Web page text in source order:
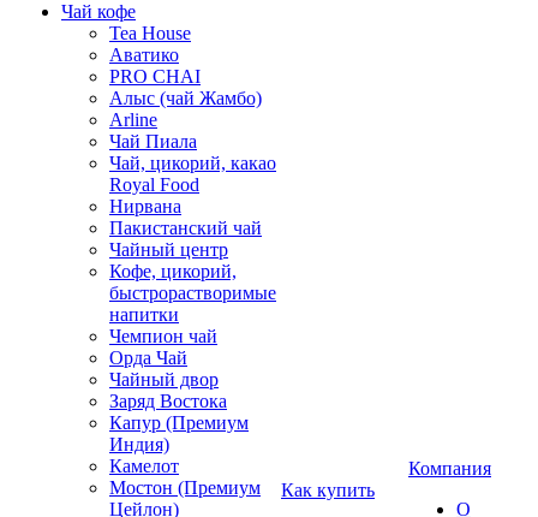
Чай кофе
Tea House
Аватико
PRO CHAI
Алыс (чай Жамбо)
Arline
Чай Пиала
Чай, цикорий, какао
Royal Food
Нирвана
Пакистанский чай
Чайный центр
Кофе, цикорий,
быстрорастворимые
напитки
Чемпион чай
Орда Чай
Чайный двор
Заряд Востока
Капур (Премиум
Индия)
Камелот
Мостон (Премиум
Цейлон)
Как купить
Компания
О